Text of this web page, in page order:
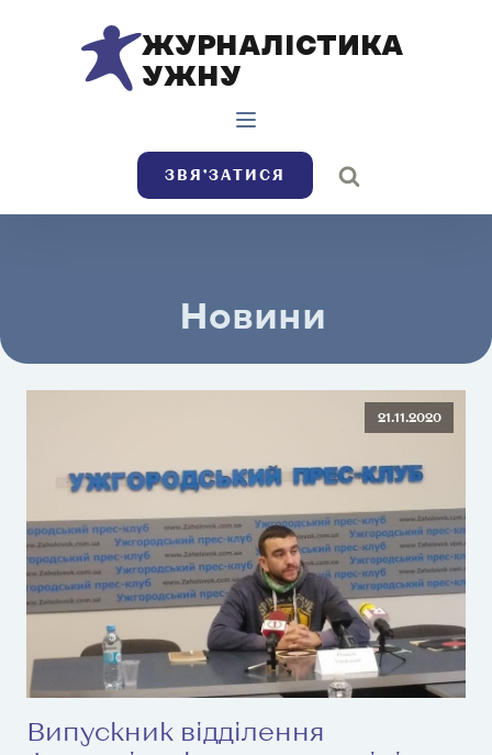
ЖУРНАЛІСТИКА
УЖНУ
ЗВЯ’ЗАТИСЯ
Новини
21.11.2020
Випускник відділення